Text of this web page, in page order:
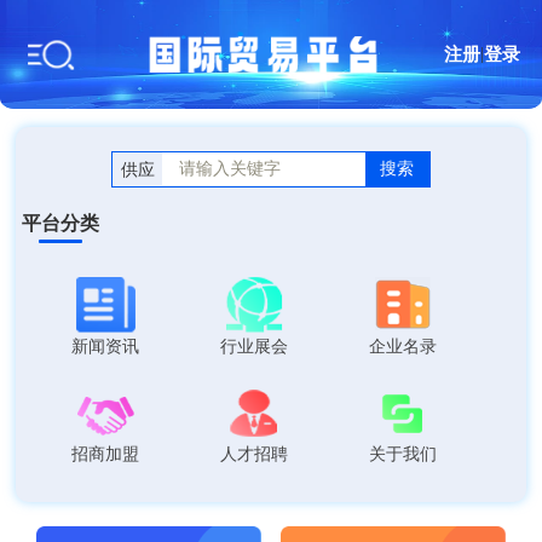
注册 |登录
供应 搜索
平台分类
新闻资讯 行业展会 企业名录
招商加盟 人才招聘 关于我们